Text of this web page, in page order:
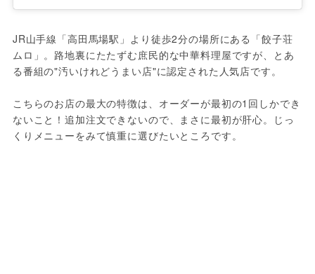
JR山手線「高田馬場駅」より徒歩2分の場所にある「餃子荘
ムロ」。路地裏にたたずむ庶民的な中華料理屋ですが、とあ
る番組の"汚いけれどうまい店"に認定された人気店です。
こちらのお店の最大の特徴は、オーダーが最初の1回しかでき
ないこと！追加注文できないので、まさに最初が肝心。じっ
くりメニューをみて慎重に選びたいところです。